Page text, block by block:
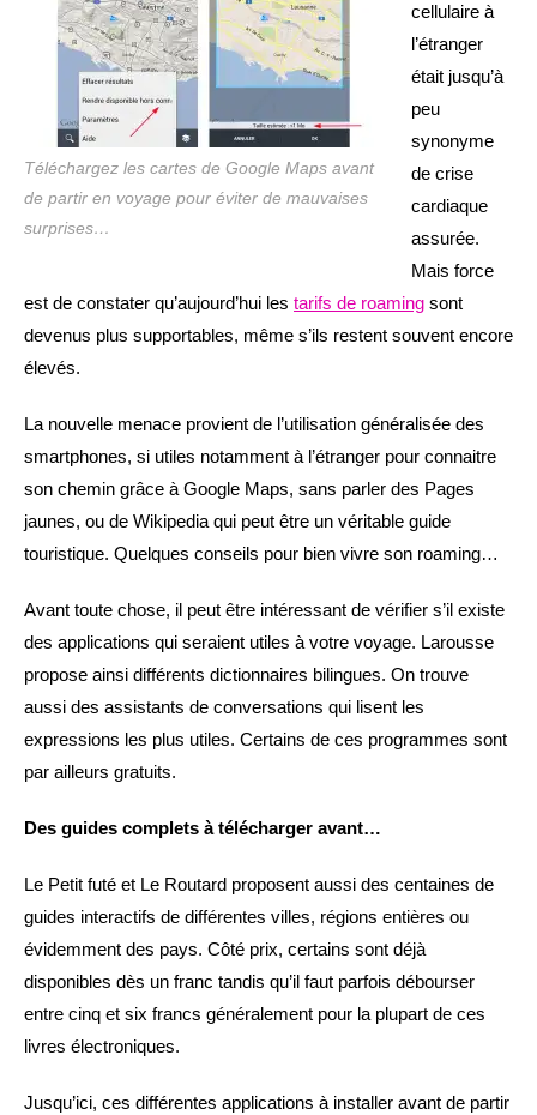
Téléchargez les cartes de Google Maps avant
de partir en voyage pour éviter de mauvaises
surprises…
cellulaire à
l’étranger
était jusqu’à
peu
synonyme
de crise
cardiaque
assurée.
Mais force
est de constater qu’aujourd’hui les tarifs de roaming sont
devenus plus supportables, même s’ils restent souvent encore
élevés.
La nouvelle menace provient de l’utilisation généralisée des
smartphones, si utiles notamment à l’étranger pour connaitre
son chemin grâce à Google Maps, sans parler des Pages
jaunes, ou de Wikipedia qui peut être un véritable guide
touristique. Quelques conseils pour bien vivre son roaming…
Avant toute chose, il peut être intéressant de vérifier s’il existe
des applications qui seraient utiles à votre voyage. Larousse
propose ainsi différents dictionnaires bilingues. On trouve
aussi des assistants de conversations qui lisent les
expressions les plus utiles. Certains de ces programmes sont
par ailleurs gratuits.
Des guides complets à télécharger avant…
Le Petit futé et Le Routard proposent aussi des centaines de
guides interactifs de différentes villes, régions entières ou
évidemment des pays. Côté prix, certains sont déjà
disponibles dès un franc tandis qu’il faut parfois débourser
entre cinq et six francs généralement pour la plupart de ces
livres électroniques.
Jusqu’ici, ces différentes applications à installer avant de partir